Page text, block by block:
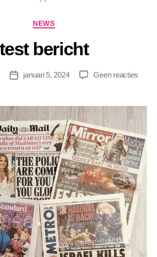
Categorieën
NEWS
test bericht
Berichtdatum
januari 5, 2024 Geen reacties